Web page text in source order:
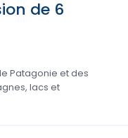
de 6
Patagonie et des
lacs et